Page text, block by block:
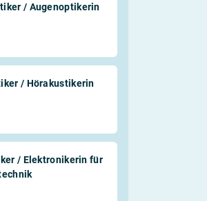
/ Augenoptikerin
/ Hörakustikerin
/ Elektronikerin für